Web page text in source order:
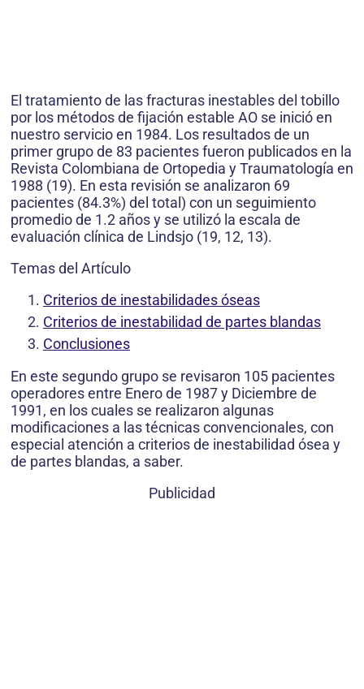
El tratamiento de las fracturas inestables del tobillo
por los métodos de fijación estable AO se inició en
nuestro servicio en 1984. Los resultados de un
primer grupo de 83 pacientes fueron publicados en la
Revista Colombiana de Ortopedia y Traumatología en
1988 (19). En esta revisión se analizaron 69
pacientes (84.3%) del total) con un seguimiento
promedio de 1.2 años y se utilizó la escala de
evaluación clínica de Lindsjo (19, 12, 13).
Temas del Artículo
Criterios de inestabilidades óseas
Criterios de inestabilidad de partes blandas
Conclusiones
En este segundo grupo se revisaron 105 pacientes
operadores entre Enero de 1987 y Diciembre de
1991, en los cuales se realizaron algunas
modificaciones a las técnicas convencionales, con
especial atención a criterios de inestabilidad ósea y
de partes blandas, a saber.
Publicidad